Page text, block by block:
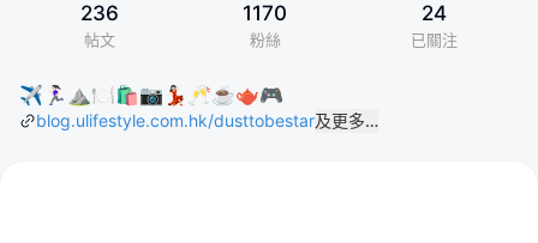
236
帖文
1170
粉絲
24
已關注
✈️🏃🏻‍♀️⛰️🍽️🛍️📷💃🏻🥂☕️🫖🎮
blog.ulifestyle.com.hk/dusttobestar及更多…